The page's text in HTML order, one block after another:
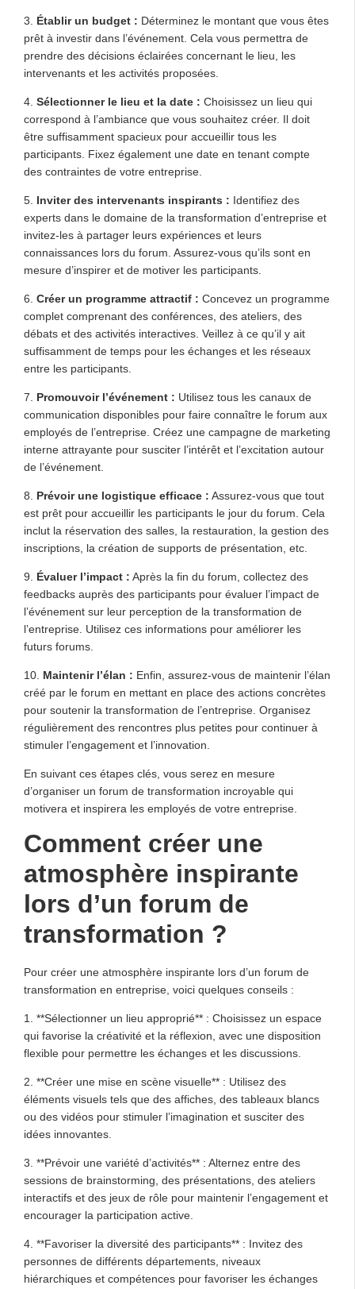
3. Établir un budget : Déterminez le montant que vous êtes
prêt à investir dans l’événement. Cela vous permettra de
prendre des décisions éclairées concernant le lieu, les
intervenants et les activités proposées.
4. Sélectionner le lieu et la date : Choisissez un lieu qui
correspond à l’ambiance que vous souhaitez créer. Il doit
être suffisamment spacieux pour accueillir tous les
participants. Fixez également une date en tenant compte
des contraintes de votre entreprise.
5. Inviter des intervenants inspirants : Identifiez des
experts dans le domaine de la transformation d’entreprise et
invitez-les à partager leurs expériences et leurs
connaissances lors du forum. Assurez-vous qu’ils sont en
mesure d’inspirer et de motiver les participants.
6. Créer un programme attractif : Concevez un programme
complet comprenant des conférences, des ateliers, des
débats et des activités interactives. Veillez à ce qu’il y ait
suffisamment de temps pour les échanges et les réseaux
entre les participants.
7. Promouvoir l’événement : Utilisez tous les canaux de
communication disponibles pour faire connaître le forum aux
employés de l’entreprise. Créez une campagne de marketing
interne attrayante pour susciter l’intérêt et l’excitation autour
de l’événement.
8. Prévoir une logistique efficace : Assurez-vous que tout
est prêt pour accueillir les participants le jour du forum. Cela
inclut la réservation des salles, la restauration, la gestion des
inscriptions, la création de supports de présentation, etc.
9. Évaluer l’impact : Après la fin du forum, collectez des
feedbacks auprès des participants pour évaluer l’impact de
l’événement sur leur perception de la transformation de
l’entreprise. Utilisez ces informations pour améliorer les
futurs forums.
10. Maintenir l’élan : Enfin, assurez-vous de maintenir l’élan
créé par le forum en mettant en place des actions concrètes
pour soutenir la transformation de l’entreprise. Organisez
régulièrement des rencontres plus petites pour continuer à
stimuler l’engagement et l’innovation.
En suivant ces étapes clés, vous serez en mesure
d’organiser un forum de transformation incroyable qui
motivera et inspirera les employés de votre entreprise.
Comment créer une
atmosphère inspirante
lors d’un forum de
transformation ?
Pour créer une atmosphère inspirante lors d’un forum de
transformation en entreprise, voici quelques conseils :
1. **Sélectionner un lieu approprié** : Choisissez un espace
qui favorise la créativité et la réflexion, avec une disposition
flexible pour permettre les échanges et les discussions.
2. **Créer une mise en scène visuelle** : Utilisez des
éléments visuels tels que des affiches, des tableaux blancs
ou des vidéos pour stimuler l’imagination et susciter des
idées innovantes.
3. **Prévoir une variété d’activités** : Alternez entre des
sessions de brainstorming, des présentations, des ateliers
interactifs et des jeux de rôle pour maintenir l’engagement et
encourager la participation active.
4. **Favoriser la diversité des participants** : Invitez des
personnes de différents départements, niveaux
hiérarchiques et compétences pour favoriser les échanges